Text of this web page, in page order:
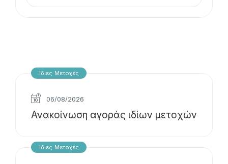
Ίδιες Μετοχές
06/08/2026
Ανακοίνωση αγοράς ιδίων μετοχών
Ίδιες Μετοχές